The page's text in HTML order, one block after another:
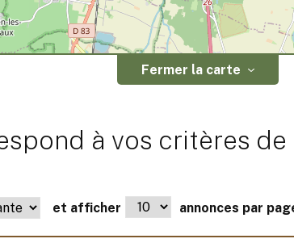
Fermer la carte
à vos critères de
et afficher annonces par